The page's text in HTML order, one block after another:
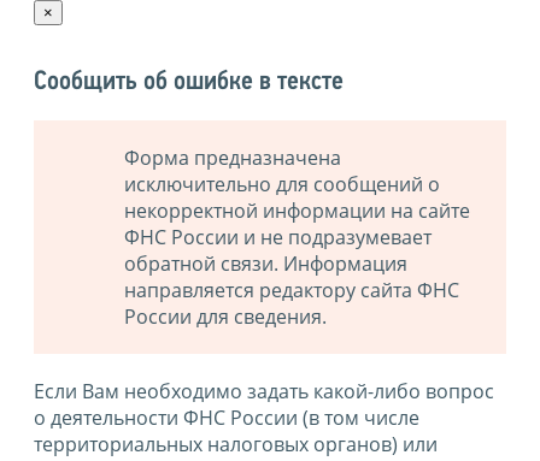
×
Сообщить об ошибке в тексте
Форма предназначена
исключительно для сообщений о
некорректной информации на сайте
ФНС России и не подразумевает
обратной связи. Информация
направляется редактору сайта ФНС
России для сведения.
Если Вам необходимо задать какой-либо вопрос
о деятельности ФНС России (в том числе
территориальных налоговых органов) или